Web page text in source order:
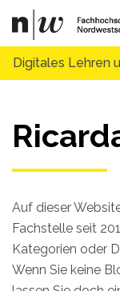
Digitales Lehren
Auf dieser
Fachstelle seit
Kategorien oder
Wenn Sie keine